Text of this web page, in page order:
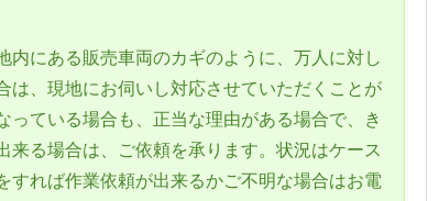
にある販売車両のカギのように、万人に対し
は、現地にお伺いし対応させていただくことが
ている場合も、正当な理由がある場合で、き
る場合は、ご依頼を承ります。状況はケース
すれば作業依頼が出来るかご不明な場合はお電